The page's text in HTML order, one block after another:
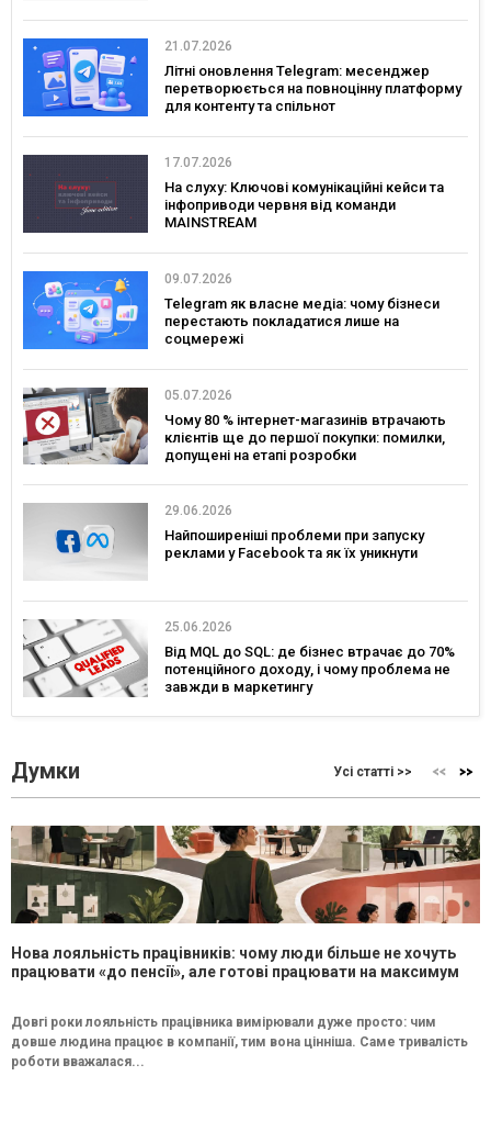
21.07.2026
Літні оновлення Telegram: месенджер
перетворюється на повноцінну платформу
для контенту та спільнот
17.07.2026
На слуху: Ключові комунікаційні кейси та
інфоприводи червня від команди
MAINSTREAM
09.07.2026
Telegram як власне медіа: чому бізнеси
перестають покладатися лише на
соцмережі
05.07.2026
Чому 80 % інтернет-магазинів втрачають
клієнтів ще до першої покупки: помилки,
допущені на етапі розробки
29.06.2026
Найпоширеніші проблеми при запуску
реклами у Facebook та як їх уникнути
25.06.2026
Від MQL до SQL: де бізнес втрачає до 70%
потенційного доходу, і чому проблема не
завжди в маркетингу
Думки Усі статті >>
Нова лояльність працівників: чому люди більше не хочуть
працювати «до пенсії», але готові працювати на максимум
Довгі роки лояльність працівника вимірювали дуже просто: чим
довше людина працює в компанії, тим вона цінніша. Саме тривалість
роботи вважалася...